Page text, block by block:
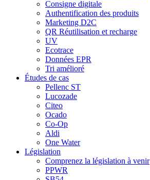
Consigne digitale
Authentification des produits
Marketing D2C
QR Réutilisation et recharge
UV
Ecotrace
Données EPR
Tri amélioré
Études de cas
Pellenc ST
Lucozade
Citeo
Ocado
Co-Op
Aldi
One Water
Législation
Comprenez la législation à venir
PPWR